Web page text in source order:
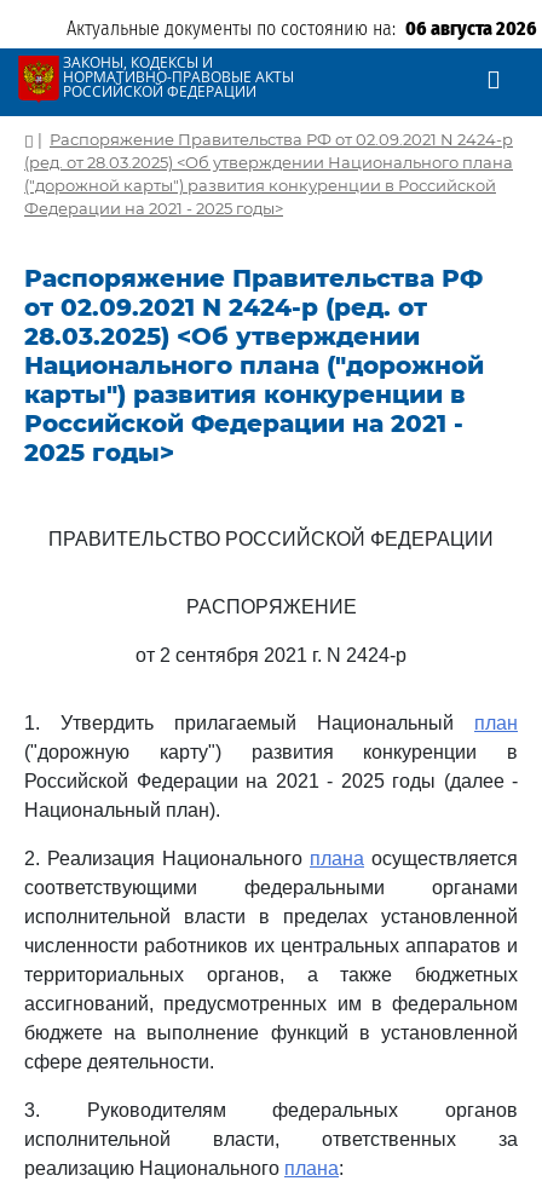
Актуальные документы по состоянию на: 06 августа 2026
ЗАКОНЫ, КОДЕКСЫ И
НОРМАТИВНО-ПРАВОВЫЕ АКТЫ
РОССИЙСКОЙ ФЕДЕРАЦИИ
| Распоряжение Правительства РФ от 02.09.2021 N 2424-р
(ред. от 28.03.2025) <Об утверждении Национального плана
("дорожной карты") развития конкуренции в Российской
Федерации на 2021 - 2025 годы>
Распоряжение Правительства РФ
от 02.09.2021 N 2424-р (ред. от
28.03.2025) <Об утверждении
Национального плана ("дорожной
карты") развития конкуренции в
Российской Федерации на 2021 -
2025 годы>
ПРАВИТЕЛЬСТВО РОССИЙСКОЙ ФЕДЕРАЦИИ
РАСПОРЯЖЕНИЕ
от 2 сентября 2021 г. N 2424-р
1. Утвердить прилагаемый Национальный план
("дорожную карту") развития конкуренции в
Российской Федерации на 2021 - 2025 годы (далее -
Национальный план).
2. Реализация Национального плана осуществляется
соответствующими федеральными органами
исполнительной власти в пределах установленной
численности работников их центральных аппаратов и
территориальных органов, а также бюджетных
ассигнований, предусмотренных им в федеральном
бюджете на выполнение функций в установленной
сфере деятельности.
3. Руководителям федеральных органов
исполнительной власти, ответственных за
реализацию Национального плана: